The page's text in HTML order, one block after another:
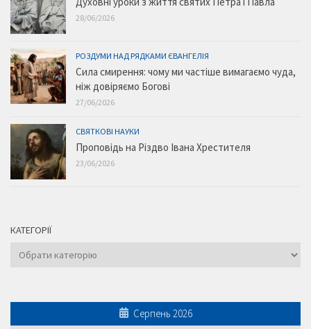
28/06/2026
РОЗДУМИ НАД РЯДКАМИ ЄВАНГЕЛІЯ
Сила смирення: чому ми частіше вимагаємо чуда,
ніж довіряємо Богові
27/06/2026
СВЯТКОВІ НАУКИ
Проповідь на Різдво Івана Хрестителя
23/06/2026
КАТЕГОРІЇ
Категорії
Серпень 2026